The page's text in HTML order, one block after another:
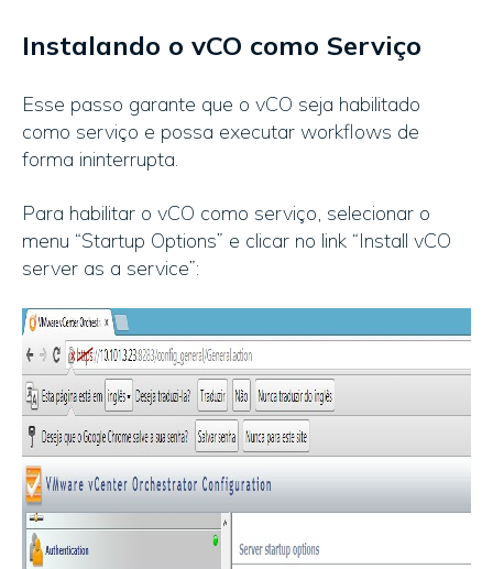
Instalando o vCO como Serviço
Esse passo garante que o vCO seja habilitado
como serviço e possa executar workflows de
forma ininterrupta.
Para habilitar o vCO como serviço, selecionar o
menu “Startup Options” e clicar no link “Install vCO
server as a service”: